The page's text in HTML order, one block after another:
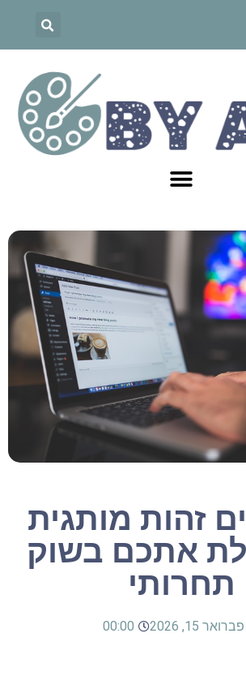
זהות מותגית
אתכם בשוק
תחרותי
פברואר 15, 2026 00:00